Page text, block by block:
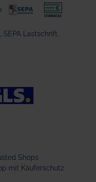
Lastschrift,
Shops
mit Käuferschutz